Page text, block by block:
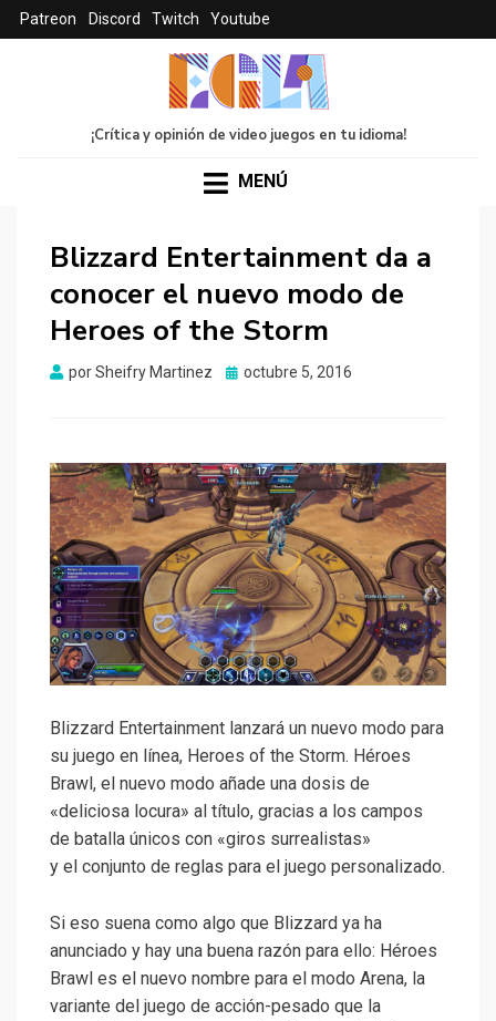
Patreon Discord Twitch Youtube
¡Crítica y opinión de video juegos en tu idioma!
MENÚ
Blizzard Entertainment da a
conocer el nuevo modo de
Heroes of the Storm
porSheifry Martinez
Publicado
octubre 5, 2016
Blizzard Entertainment lanzará un nuevo modo para
su juego en línea, Heroes of the Storm. Héroes
Brawl, el nuevo modo añade una dosis de
«deliciosa locura» al título, gracias a los campos
de batalla únicos con «giros surrealistas»
y el conjunto de reglas para el juego personalizado.
Si eso suena como algo que Blizzard ya ha
anunciado y hay una buena razón para ello: Héroes
Brawl es el nuevo nombre para el modo Arena, la
variante del juego de acción-pesado que la